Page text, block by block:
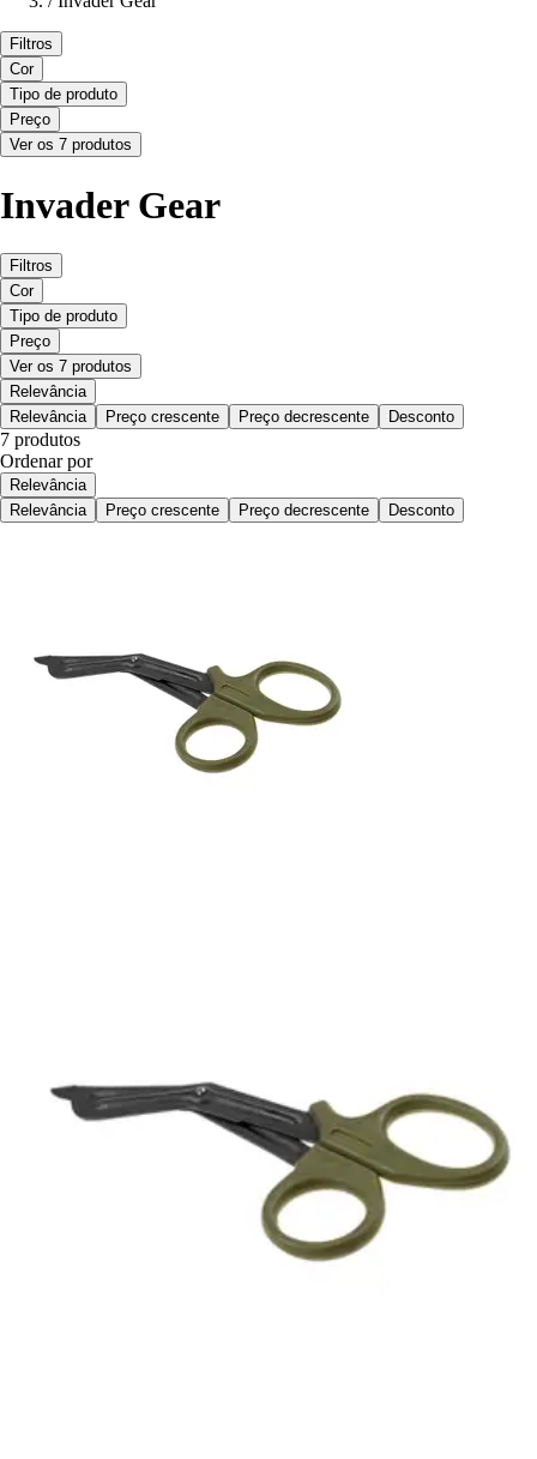
Filtros
Cor
Tipo de produto
Preço
Ver os 7 produtos
Invader Gear
Filtros
Cor
Tipo de produto
Preço
Ver os 7 produtos
Relevância
Relevância
Preço crescente Preço decrescente Desconto
7 produtos
Ordenar por
Relevância
Relevância
Preço crescente Preço decrescente Desconto